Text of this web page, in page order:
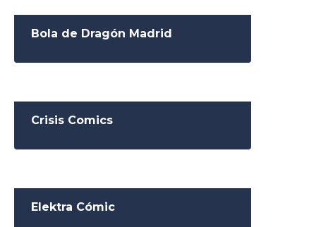
Bola de Dragón Madrid
Crisis Comics
Elektra Cómic